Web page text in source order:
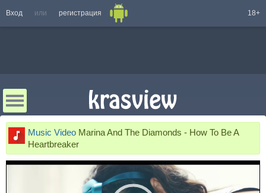
Вход или регистрация 18+
Music Video Marina And The Diamonds - How To Be A
Heartbreaker